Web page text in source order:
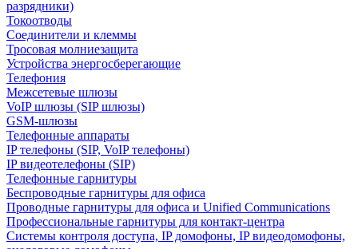
разрядники)
Токоотводы
Соединители и клеммы
Тросовая молниезащита
Устройства энергосберегающие
Телефония
Межсетевые шлюзы
VoIP шлюзы (SIP шлюзы)
GSM-шлюзы
Телефонные аппараты
IP телефоны (SIP, VoIP телефоны)
IP видеотелефоны (SIP)
Телефонные гарнитуры
Беспроводные гарнитуры для офиса
Проводные гарнитуры для офиса и Unified Communications
Профессиональные гарнитуры для контакт-центра
Системы контроля доступа, IP домофоны, IP видеодомофоны,